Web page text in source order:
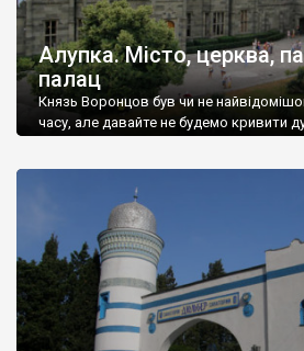
Алупка. Місто, церква,
палац
Князь Воронцов був чи не
часу, але давайте не будемо кривити